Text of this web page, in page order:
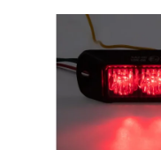
hvězdiček.